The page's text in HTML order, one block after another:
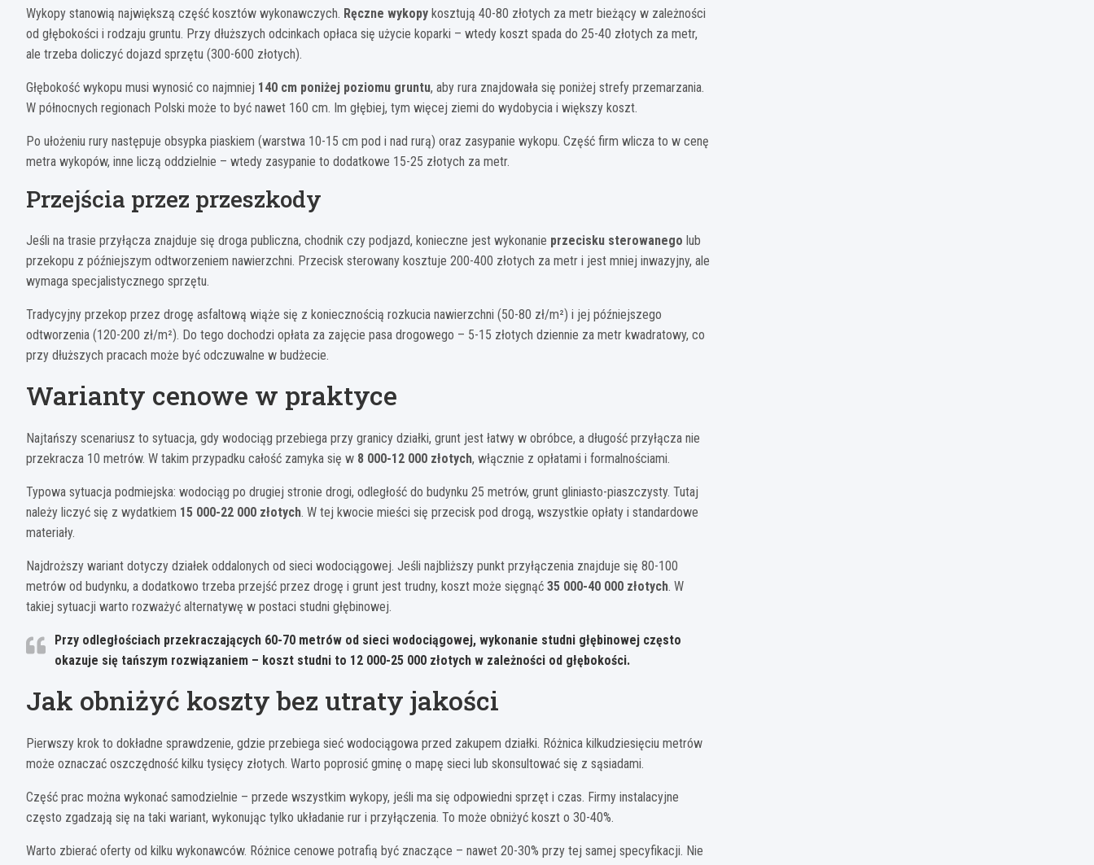
Wykopy stanowią największą część kosztów wykonawczych. Ręczne wykopy kosztują 40-80 złotych za metr bieżący w zależności
od głębokości i rodzaju gruntu. Przy dłuższych odcinkach opłaca się użycie koparki – wtedy koszt spada do 25-40 złotych za metr,
ale trzeba doliczyć dojazd sprzętu (300-600 złotych).
Głębokość wykopu musi wynosić co najmniej 140 cm poniżej poziomu gruntu, aby rura znajdowała się poniżej strefy przemarzania.
W północnych regionach Polski może to być nawet 160 cm. Im głębiej, tym więcej ziemi do wydobycia i większy koszt.
Po ułożeniu rury następuje obsypka piaskiem (warstwa 10-15 cm pod i nad rurą) oraz zasypanie wykopu. Część firm wlicza to w cenę
metra wykopów, inne liczą oddzielnie – wtedy zasypanie to dodatkowe 15-25 złotych za metr.
Przejścia przez przeszkody
Jeśli na trasie przyłącza znajduje się droga publiczna, chodnik czy podjazd, konieczne jest wykonanie przecisku sterowanego lub
przekopu z późniejszym odtworzeniem nawierzchni. Przecisk sterowany kosztuje 200-400 złotych za metr i jest mniej inwazyjny, ale
wymaga specjalistycznego sprzętu.
Tradycyjny przekop przez drogę asfaltową wiąże się z koniecznością rozkucia nawierzchni (50-80 zł/m²) i jej późniejszego
odtworzenia (120-200 zł/m²). Do tego dochodzi opłata za zajęcie pasa drogowego – 5-15 złotych dziennie za metr kwadratowy, co
przy dłuższych pracach może być odczuwalne w budżecie.
Warianty cenowe w praktyce
Najtańszy scenariusz to sytuacja, gdy wodociąg przebiega przy granicy działki, grunt jest łatwy w obróbce, a długość przyłącza nie
przekracza 10 metrów. W takim przypadku całość zamyka się w 8 000-12 000 złotych, włącznie z opłatami i formalnościami.
Typowa sytuacja podmiejska: wodociąg po drugiej stronie drogi, odległość do budynku 25 metrów, grunt gliniasto-piaszczysty. Tutaj
należy liczyć się z wydatkiem 15 000-22 000 złotych. W tej kwocie mieści się przecisk pod drogą, wszystkie opłaty i standardowe
materiały.
Najdroższy wariant dotyczy działek oddalonych od sieci wodociągowej. Jeśli najbliższy punkt przyłączenia znajduje się 80-100
metrów od budynku, a dodatkowo trzeba przejść przez drogę i grunt jest trudny, koszt może sięgnąć 35 000-40 000 złotych. W
takiej sytuacji warto rozważyć alternatywę w postaci studni głębinowej.
Przy odległościach przekraczających 60-70 metrów od sieci wodociągowej, wykonanie studni głębinowej często
okazuje się tańszym rozwiązaniem – koszt studni to 12 000-25 000 złotych w zależności od głębokości.
Jak obniżyć koszty bez utraty jakości
Pierwszy krok to dokładne sprawdzenie, gdzie przebiega sieć wodociągowa przed zakupem działki. Różnica kilkudziesięciu metrów
może oznaczać oszczędność kilku tysięcy złotych. Warto poprosić gminę o mapę sieci lub skonsultować się z sąsiadami.
Część prac można wykonać samodzielnie – przede wszystkim wykopy, jeśli ma się odpowiedni sprzęt i czas. Firmy instalacyjne
często zgadzają się na taki wariant, wykonując tylko układanie rur i przyłączenia. To może obniżyć koszt o 30-40%.
Warto zbierać oferty od kilku wykonawców. Różnice cenowe potrafią być znaczące – nawet 20-30% przy tej samej specyfikacji. Nie